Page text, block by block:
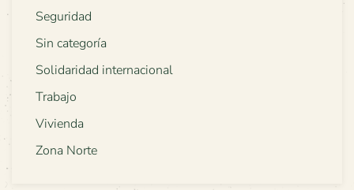
Seguridad
Sin categoría
Solidaridad internacional
Trabajo
Vivienda
Zona Norte